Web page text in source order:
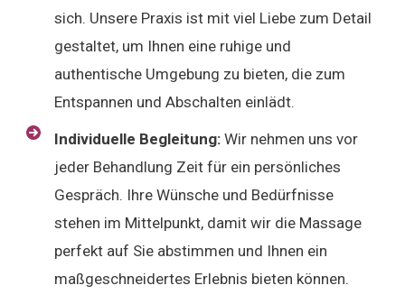
sich. Unsere Praxis ist mit viel Liebe zum Detail
gestaltet, um Ihnen eine ruhige und
authentische Umgebung zu bieten, die zum
Entspannen und Abschalten einlädt.
Individuelle Begleitung:Wir nehmen uns vor
jeder Behandlung Zeit für ein persönliches
Gespräch. Ihre Wünsche und Bedürfnisse
stehen im Mittelpunkt, damit wir die Massage
perfekt auf Sie abstimmen und Ihnen ein
maßgeschneidertes Erlebnis bieten können.